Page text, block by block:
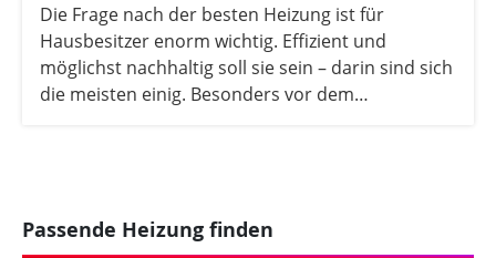
Die Frage nach der besten Heizung ist für
Hausbesitzer enorm wichtig. Effizient und
möglichst nachhaltig soll sie sein – darin sind sich
die meisten einig. Besonders vor dem
Suche nach der besten Heizung der Zukunft. Auch
Passende Heizung finden